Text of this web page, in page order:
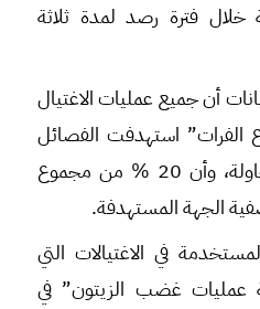
159محاولة خلال فترة رصد لمدة ثلاثة
أن جميع عمليات الاغتيال
الفرات” استهدفت الفصائل
العسكرية بواقع 15محاولة، وأن 20 % من مجموع
الجهة المستهدفة.
في الاغتيالات التي
عمليات غضب الزيتون” في